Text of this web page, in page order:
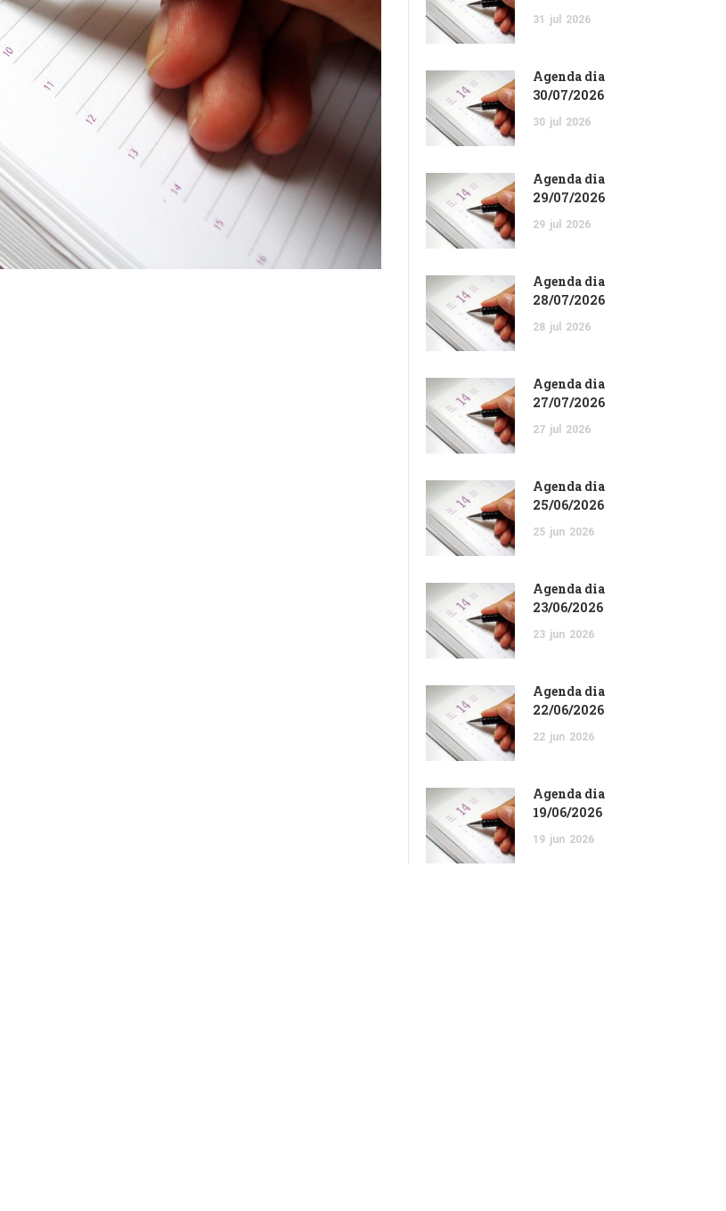
31 jul 2026
Agenda dia
30/07/2026
30 jul 2026
Agenda dia
29/07/2026
29 jul 2026
Agenda dia
28/07/2026
28 jul 2026
Agenda dia
27/07/2026
27 jul 2026
Agenda dia
25/06/2026
25 jun 2026
Agenda dia
23/06/2026
23 jun 2026
Agenda dia
22/06/2026
22 jun 2026
Agenda dia
19/06/2026
19 jun 2026